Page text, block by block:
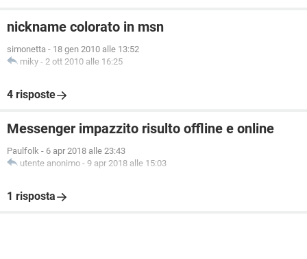
nickname colorato in msn
simonetta - 18 gen 2010 alle 13:52
miky - 2 ott 2010 alle 16:25
4 risposte
Messenger impazzito risulto offline e online
Paulfolk - 6 apr 2018 alle 23:43
utente anonimo - 9 apr 2018 alle 15:03
1 risposta